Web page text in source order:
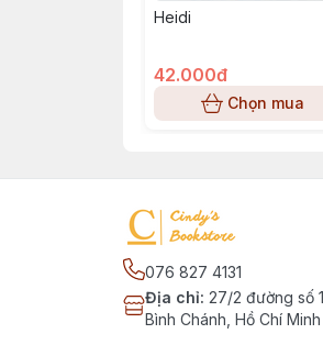
Heidi
42.000đ
Chọn mua
076 827 4131
Địa chỉ: 27/2 đường số
Bình Chánh, Hồ Chí